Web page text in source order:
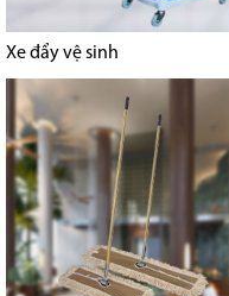
Xe đẩy vệ sinh